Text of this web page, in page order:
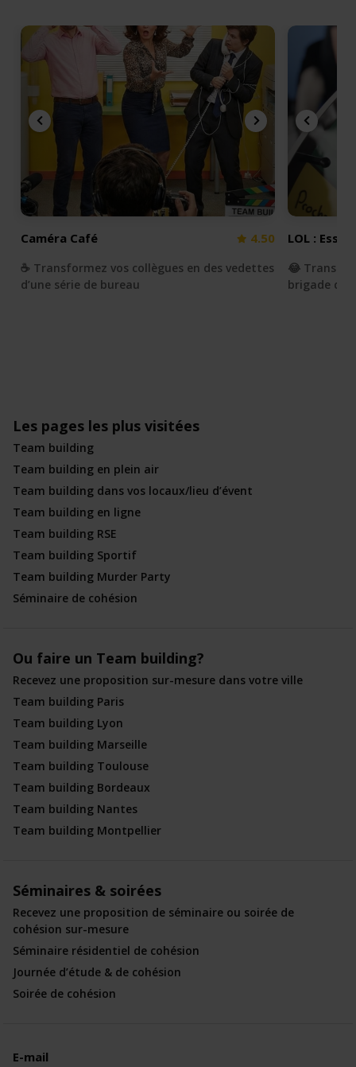
Caméra Café 4.50
☕️ Transformez vos collègues en des vedettes
d’une série de bureau
LOL :
😂
brigade du
Les pages les plus visitées
Team building
Team building en plein air
Team building dans vos locaux/lieu d’évent
Team building en ligne
Team building RSE
Team building Sportif
Team building Murder Party
Séminaire de cohésion
Ou faire un Team building?
Recevez une proposition sur-mesure dans votre ville
Team building Paris
Team building Lyon
Team building Marseille
Team building Toulouse
Team building Bordeaux
Team building Nantes
Team building Montpellier
Séminaires & soirées
Recevez une proposition de séminaire ou soirée de
cohésion sur-mesure
Séminaire résidentiel de cohésion
Journée d’étude & de cohésion
Soirée de cohésion
E-mail